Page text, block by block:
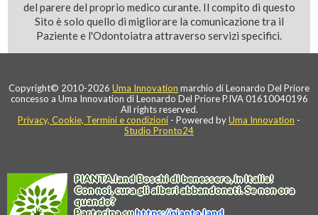
del parere del proprio medico curante. Il compito di questo
Sito è solo quello di migliorare la comunicazione tra il
Paziente e l'Odontoiatra attraverso servizi specifici.
Copyright© 2010-2026 Uma Innovation marchio di Leonardo Del Priore
concesso a Uma Innovation di Leonardo Del Priore P.IVA 01610040196
All rights reserved.
Privacy, Cookie, Termini e condizioni - Powered byUma Innovation -
Studio Pronto24
PIANTA.landBoschi di benessere, in Italia!
Con noi, cura gli alberi abbandonati. Se non ora
quando?
Partecipa suhttps://pianta.land